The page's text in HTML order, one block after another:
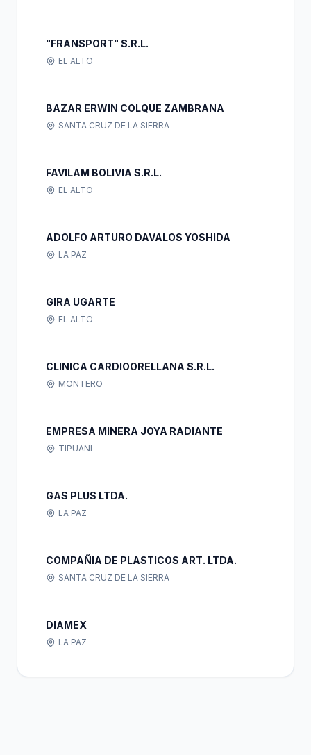
"FRANSPORT" S.R.L.
EL ALTO
BAZAR ERWIN COLQUE ZAMBRANA
SANTA CRUZ DE LA SIERRA
FAVILAM BOLIVIA S.R.L.
EL ALTO
ADOLFO ARTURO DAVALOS YOSHIDA
LA PAZ
GIRA UGARTE
EL ALTO
CLINICA CARDIOORELLANA S.R.L.
MONTERO
EMPRESA MINERA JOYA RADIANTE
TIPUANI
GAS PLUS LTDA.
LA PAZ
COMPAÑIA DE PLASTICOS ART. LTDA.
SANTA CRUZ DE LA SIERRA
DIAMEX
LA PAZ